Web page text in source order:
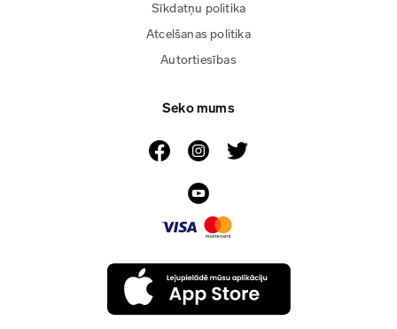
Sīkdatņu politika
Atcelšanas politika
Autortiesības
Seko mums